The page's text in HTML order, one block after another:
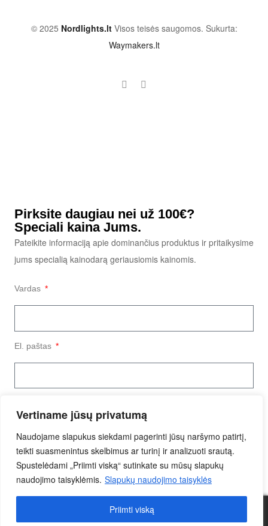
Vertiname jūsų privatumą
Naudojame slapukus siekdami pagerinti jūsų naršymo patirtį,
teikti suasmenintus skelbimus ar turinį ir analizuoti srautą.
Spustelėdami „Priimti viską“ sutinkate su mūsų slapukų
naudojimo taisyklėmis. Slapukų naudojimo taisyklės
Priimti viską
© 2025 Nordlights.ltVisos teisės saugomos. Sukurta:
Waymakers.lt
Pirksite daugiau nei už 100€?
Speciali kaina Jums.
Pateikite informaciją apie dominančius produktus ir pritaikysime
jums specialią kainodarą geriausiomis kainomis.
Vardas
El. paštas
Siųsti Užklausą